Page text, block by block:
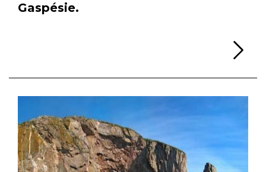
Gaspésie.